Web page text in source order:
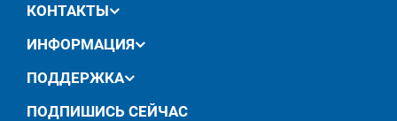
КОНТАКТЫ
ИНФОРМАЦИЯ
ПОДДЕРЖКА
ПОДПИШИСЬ СЕЙЧАС